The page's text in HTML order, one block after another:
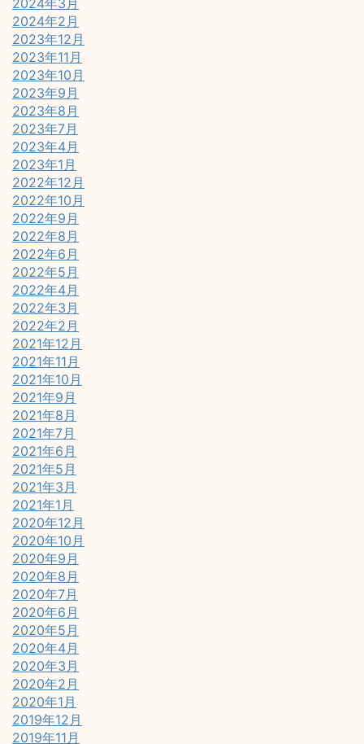
2024年3月
2024年2月
2023年12月
2023年11月
2023年10月
2023年9月
2023年8月
2023年7月
2023年4月
2023年1月
2022年12月
2022年10月
2022年9月
2022年8月
2022年6月
2022年5月
2022年4月
2022年3月
2022年2月
2021年12月
2021年11月
2021年10月
2021年9月
2021年8月
2021年7月
2021年6月
2021年5月
2021年3月
2021年1月
2020年12月
2020年10月
2020年9月
2020年8月
2020年7月
2020年6月
2020年5月
2020年4月
2020年3月
2020年2月
2020年1月
2019年12月
2019年11月